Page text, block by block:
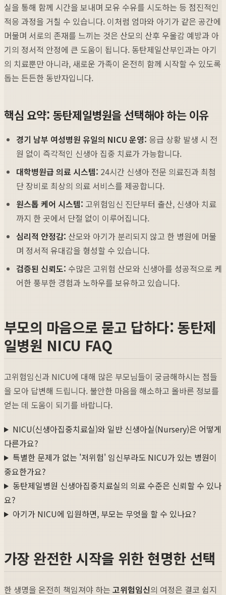
실을 통해 함께 시간을 보내며 모유 수유를 시도하는 등 점진적인
적응 과정을 거칠 수 있습니다. 이처럼 엄마와 아기가 같은 공간에
머물며 서로의 존재를 느끼는 것은 산모의 산후 우울감 예방과 아
기의 정서적 안정에 큰 도움이 됩니다. 동탄제일산부인과는 아기
의 치료뿐만 아니라, 새로운 가족이 온전히 함께 시작할 수 있도록
돕는 든든한 동반자입니다.
핵심 요약: 동탄제일병원을 선택해야 하는 이유
경기 남부 여성병원 유일의 NICU 운영: 응급 상황 발생 시 전
원 없이 즉각적인 신생아 집중 치료가 가능합니다.
대학병원급 의료 시스템: 24시간 신생아 전문 의료진과 최첨
단 장비로 최상의 의료 서비스를 제공합니다.
원스톱 케어 시스템: 고위험임신 진단부터 출산, 신생아 치료
까지 한 곳에서 단절 없이 이루어집니다.
심리적 안정감: 산모와 아기가 분리되지 않고 한 병원에 머물
며 정서적 유대감을 형성할 수 있습니다.
검증된 신뢰도: 수많은 고위험 산모와 신생아를 성공적으로 케
어한 풍부한 경험과 노하우를 보유하고 있습니다.
부모의 마음으로 묻고 답하다: 동탄제
일병원 NICU FAQ
고위험임신과 NICU에 대해 많은 부모님들이 궁금해하시는 점들
을 모아 답변해 드립니다. 불안한 마음을 해소하고 올바른 정보를
얻는 데 도움이 되기를 바랍니다.
NICU(신생아집중치료실)와 일반 신생아실(Nursery)은 어떻게
다른가요?
특별한 문제가 없는 '저위험' 임신부라도 NICU가 있는 병원이
중요한가요?
동탄제일병원 신생아집중치료실의 의료 수준은 신뢰할 수 있나
요?
아기가 NICU에 입원하면, 부모는 무엇을 할 수 있나요?
가장 완전한 시작을 위한 현명한 선택
한 생명을 온전히 책임져야 하는 고위험임신의 여정은 결코 쉽지